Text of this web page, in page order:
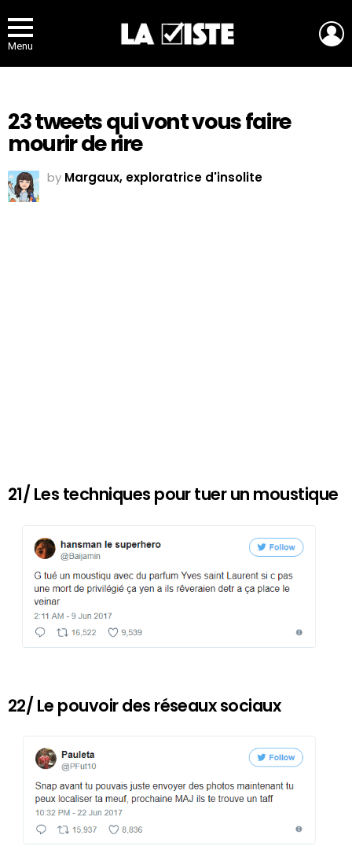
Menu
23 tweets qui vont vous faire
mourir de rire
by Margaux, exploratrice d'insolite
21/ Les techniques pour tuer un moustique
22/ Le pouvoir des réseaux sociaux